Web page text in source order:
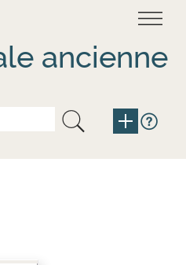
ancienne